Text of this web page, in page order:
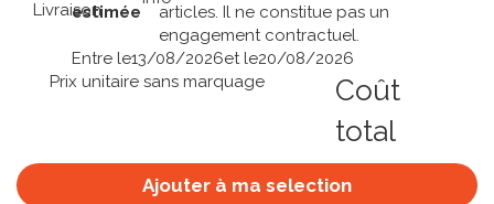
estimée
articles. Il ne constitue pas un
engagement contractuel.
Entre le13/08/2026et le20/08/2026
Prix unitaire sans marquage
Coût
total
Ajouter à ma selection